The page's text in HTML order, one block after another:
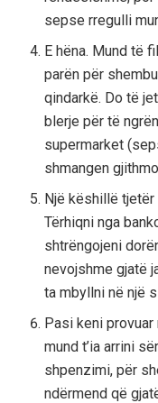
sepse rregulli
E hëna. Mund të
parën për
qindarkë. Do të
blerje për të
supermarket
shmangen
Një këshillë
Tërhiqni nga
shtrëngojeni
nevojshme gjatë
ta mbyllni në një
Pasi keni
mund t’ia arrini
shpenzimi, për
ndërmend që